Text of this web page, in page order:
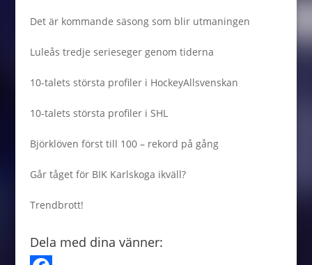
Det är kommande säsong som blir utmaningen
Luleås tredje serieseger genom tiderna
10-talets största profiler i HockeyAllsvenskan
10-talets största profiler i SHL
Björklöven först till 100 – rekord på gång
Går tåget för BIK Karlskoga ikväll?
Trendbrott!
Dela med dina vänner: